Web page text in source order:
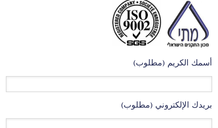
أسمك الكريم (مطلوب)
بريدك الإلكتروني (مطلوب)